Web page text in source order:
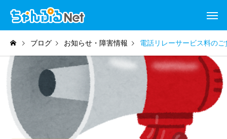
ブログ お知らせ・障害情報 電話リレーサービス料の